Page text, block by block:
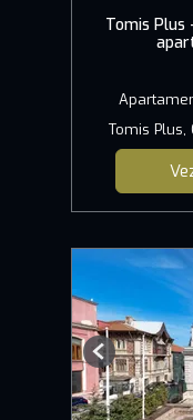
Tomis Plus
Tomis Plus,
Previous